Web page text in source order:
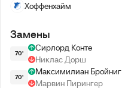
Хоффенхайм
Замены
70'
Сирлорд Конте
Никлас Дорш
70'
Максимилиан Бройниг
Марвин Пирингер